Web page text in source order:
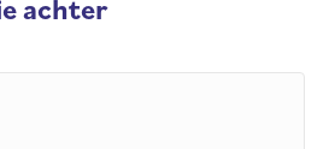
achter